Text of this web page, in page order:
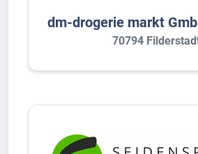
dm-drogerie markt
70794